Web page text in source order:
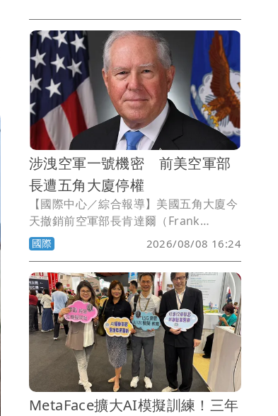
涉洩空軍一號機密 前美空軍部
長遭五角大廈停權
【國際中心／綜合報導】美國五角大廈今
天撤銷前空軍部長肯達爾（Frank
Kendall）的機密存取權限，並禁止他擔
任任何敏感職務，指控他向媒體洩漏有關
空軍一號性能的敏感資訊。
國際 2026/08/08 16:24
MetaFace擴大AI模擬訓練！三年